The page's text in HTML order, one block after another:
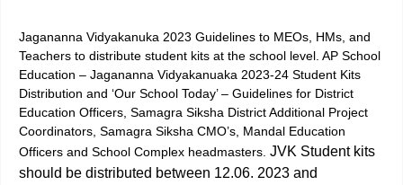
Jagananna Vidyakanuka 2023 Guidelines to MEOs, HMs, and
Teachers to distribute student kits at the school level. AP School
Education – Jagananna Vidyakanuaka 2023-24 Student Kits
Distribution and ‘Our School Today’ – Guidelines for District
Education Officers, Samagra Siksha District Additional Project
Coordinators, Samagra Siksha CMO’s, Mandal Education
Officers and School Complex headmasters. JVK Student kits
should be distributed between 12.06. 2023 and